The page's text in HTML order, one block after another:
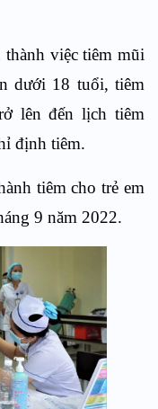
việc tiêm mũi
dưới 18 tuổi, tiêm
lên đến lịch tiêm
định tiêm.
tiêm cho trẻ em
9 năm 2022.